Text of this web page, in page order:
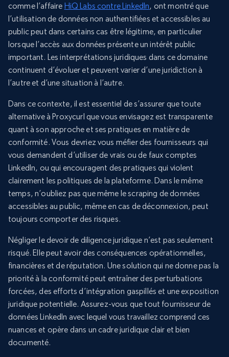
comme l’affaire HiQ Labs contre LinkedIn, ont montré que
l’utilisation de données non authentifiées et accessibles au
public peut dans certains cas être légitime, en particulier
lorsque l’accès aux données présente un intérêt public
important. Les interprétations juridiques dans ce domaine
continuent d’évoluer et peuvent varier d’une juridiction à
l’autre et d’une situation à l’autre.
Dans ce contexte, il est essentiel de s’assurer que toute
alternative à Proxycurl que vous envisagez est transparente
quant à son approche et ses pratiques en matière de
conformité. Vous devriez vous méfier des fournisseurs qui
vous demandent d’utiliser de vrais ou de faux comptes
LinkedIn, ou qui encouragent des pratiques qui violent
clairement les politiques de la plateforme. Dans le même
temps, n’oubliez pas que même le scraping de données
accessibles au public, même en cas de déconnexion, peut
toujours comporter des risques.
Négliger le devoir de diligence juridique n’est pas seulement
risqué. Elle peut avoir des conséquences opérationnelles,
financières et de réputation. Une solution qui ne donne pas la
priorité à la conformité peut entraîner des perturbations
forcées, des efforts d’intégration gaspillés et une exposition
juridique potentielle. Assurez-vous que tout fournisseur de
données LinkedIn avec lequel vous travaillez comprend ces
nuances et opère dans un cadre juridique clair et bien
documenté.